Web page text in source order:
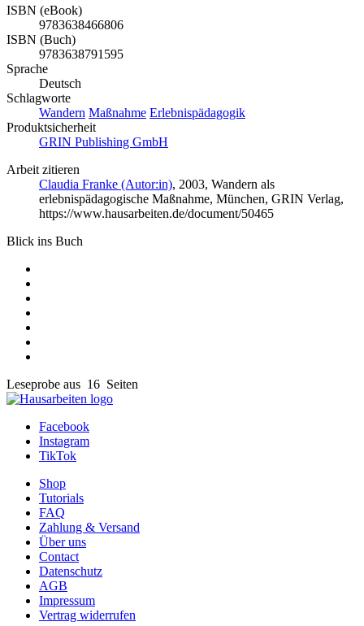
ISBN (eBook)
9783638466806
ISBN (Buch)
9783638791595
Sprache
Deutsch
Schlagworte
Wandern Maßnahme Erlebnispädagogik
Produktsicherheit
GRIN Publishing GmbH
Arbeit zitieren
Claudia Franke (Autor:in), 2003, Wandern als
erlebnispädagogische Maßnahme, München, GRIN Verlag,
https://www.hausarbeiten.de/document/50465
Blick ins Buch
Leseprobe aus 16 Seiten
Facebook
Instagram
TikTok
Shop
Tutorials
FAQ
Zahlung & Versand
Über uns
Contact
Datenschutz
AGB
Impressum
Vertrag widerrufen